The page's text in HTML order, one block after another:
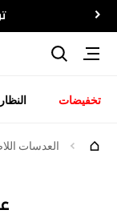
تخفيضات
العدسات